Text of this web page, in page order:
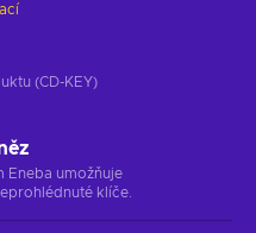
(CD-KEY)
Eneba umožňuje
klíče.